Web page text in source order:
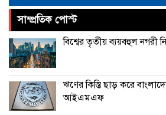
চীনের বেল্ট
থাকছে না ইতালি
সাম্প্রতিক পোস্ট
বিশ্বের তৃতীয় ব্যয়বহুল নগরী
ঋণের কিস্তি ছাড় করে
আইএমএফ